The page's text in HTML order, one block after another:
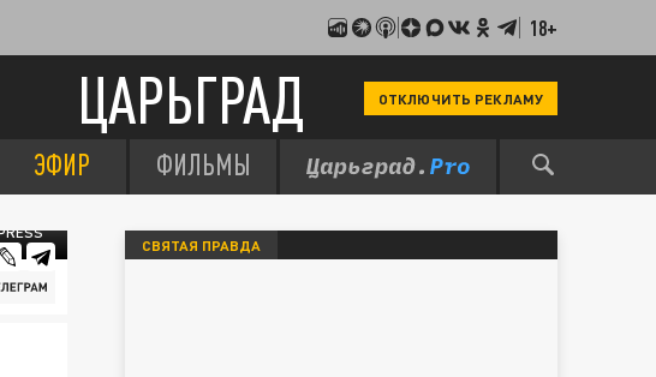
18+
ЦАРЬГРАД ОТКЛЮЧИТЬ РЕКЛАМУ
ЭФИР ФИЛЬМЫ
СВЯТАЯ ПРАВДА